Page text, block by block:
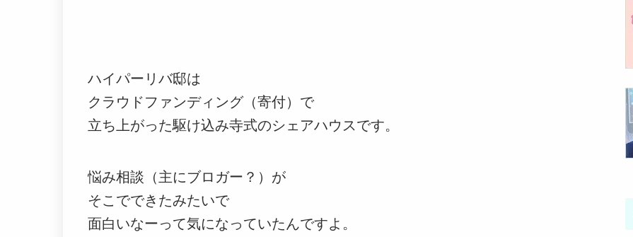
ハイパーリバ邸は
クラウドファンディング（寄付）で
立ち上がった駆け込み寺式のシェアハウスです。
悩み相談（主にブロガー？）が
そこでできたみたいで
面白いなーって気になっていたんですよ。